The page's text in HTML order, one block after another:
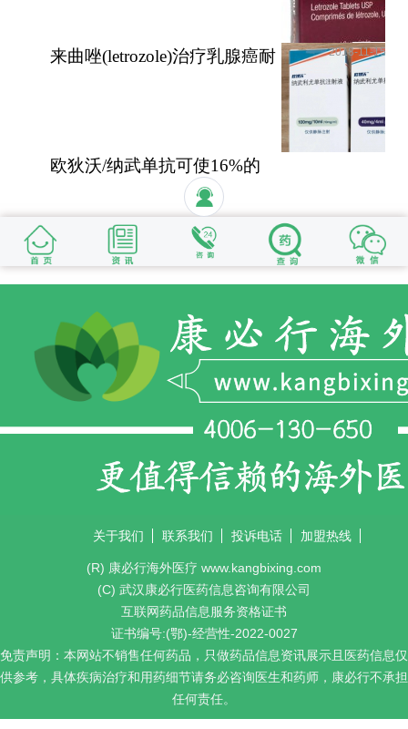
来曲唑(letrozole)治疗乳腺癌耐
欧狄沃/纳武单抗可使16%的
晚期肺癌患者活过5年
2018-11-15
关于我们 联系我们 投诉电话 加盟热线
(R) 康必行海外医疗 www.kangbixing.com
(C) 武汉康必行医药信息咨询有限公司
互联网药品信息服务资格证书
证书编号:(鄂)-经营性-2022-0027
免责声明：本网站不销售任何药品，只做药品信息资讯展示且医药信息仅
供参考，具体疾病治疗和用药细节请务必咨询医生和药师，康必行不承担
任何责任。